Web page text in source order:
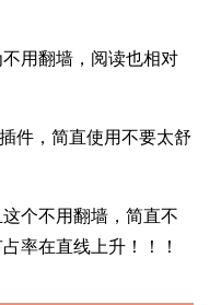
用翻墙，阅读也相对
件，简直使用不要太舒
个不用翻墙，简直不
率在直线上升！！！